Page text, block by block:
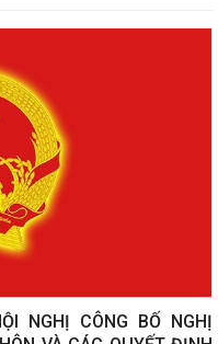
NGHỊ CÔNG BỐ NGHỊ